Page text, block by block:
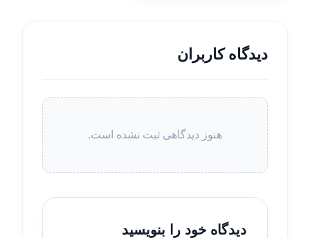
دیدگاه کاربران
هنوز دیدگاهی ثبت نشده است.
دیدگاه خود را بنویسید